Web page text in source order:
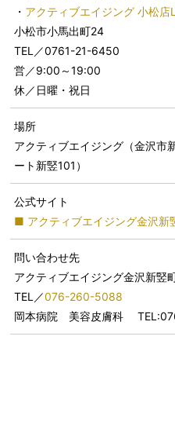
・ アクティブエイジング 小松店
小松市小馬出町24
TEL／0761-21-6450
営／9:00～19:00
休／日曜・祝日
場所
アクティブエイジング（金沢
ート新竪101）
公式サイト
■ アクティブエイジング金沢新
問い合わせ先
アクティブエイジング金沢新竪
TEL／076-260-5088
岡本病院 美容皮膚科